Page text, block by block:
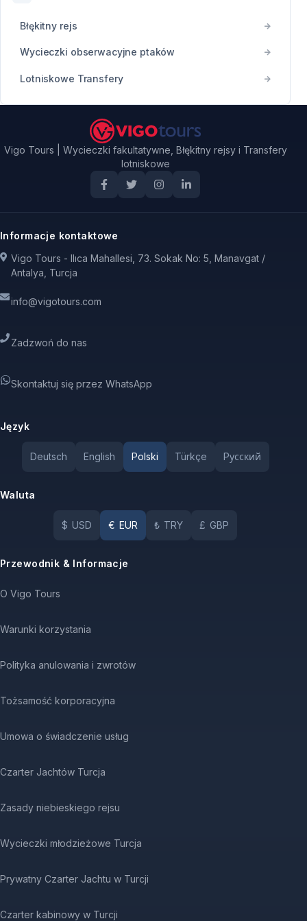
Błękitny rejs
Wycieczki obserwacyjne ptaków
Lotniskowe Transfery
Vigo Tours | Wycieczki fakultatywne, Błękitny rejsy i Transfery
lotniskowe
Informacje kontaktowe
Vigo Tours - Ilıca Mahallesi, 73. Sokak No: 5, Manavgat /
Antalya, Turcja
info@vigotours.com
Zadzwoń do nas
Skontaktuj się przez WhatsApp
Język
Deutsch English Polski Türkçe Pусский
Waluta
$ USD € EUR ₺ TRY £ GBP
Przewodnik & Informacje
O Vigo Tours
Warunki korzystania
Polityka anulowania i zwrotów
Tożsamość korporacyjna
Umowa o świadczenie usług
Czarter Jachtów Turcja
Zasady niebieskiego rejsu
Wycieczki młodzieżowe Turcja
Prywatny Czarter Jachtu w Turcji
Czarter kabinowy w Turcji